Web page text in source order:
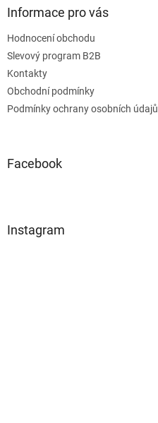
Informace pro vás
Hodnocení obchodu
Slevový program B2B
Kontakty
Obchodní podmínky
Podmínky ochrany osobních údajů
Facebook
Instagram